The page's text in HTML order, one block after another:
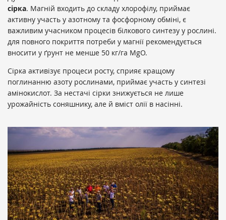
сірка. Магній входить до складу хлорофілу, приймає
активну участь у азотному та фосфорному обміні, є
важливим учасником процесів білкового синтезу у рослині.
для повного покриття потреби у магнії рекомендується
вносити у ґрунт не менше 50 кг/га MgO.
Сірка активізує процеси росту, сприяє кращому
поглинанню азоту рослинами, приймає участь у синтезі
амінокислот. За нестачі сірки знижується не лише
урожайність соняшнику, але й вміст олії в насінні.